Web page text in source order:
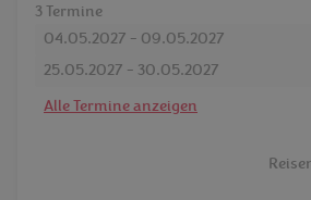
3 Termine
04.05.2027 - 09.05.2027
25.05.2027 - 30.05.2027
Alle Termine anzeigen